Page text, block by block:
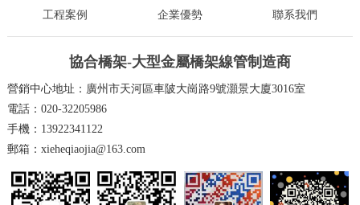
工程案例
企業優勢 聯系我們
協合橋架-大型金屬橋架線管制造商
營銷中心地址：廣州市天河區車陂大崗路9號灝景大廈3016室
電話：020-32205986
手機：13922341122
郵箱：xieheqiaojia@163.com